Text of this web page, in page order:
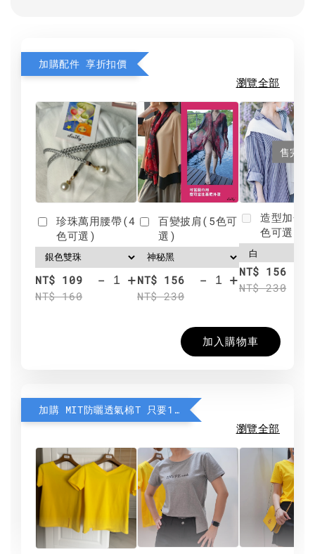
加購配件 享折扣價
瀏覽全部
珍珠萬用腰帶(4
色可選)
NT$ 109
NT$ 160
- +
百變披肩(5色可
選)
NT$ 156
NT$ 230
- +
售完
造型加分
色可選)
NT$ 156
NT$ 230
加入購物車
加購 MIT防曬透氣棉T 只要190元
瀏覽全部